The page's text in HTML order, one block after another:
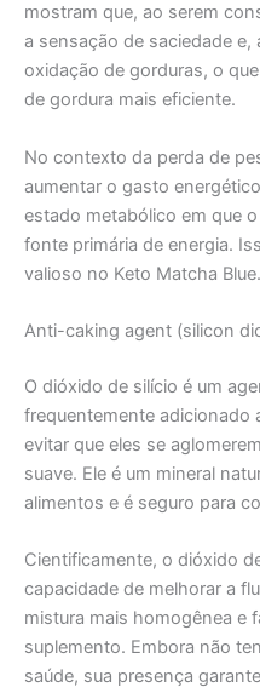
mostram que, ao serem
a sensação de saciedade
oxidação de gorduras, o
de gordura mais eficiente.
No contexto da perda de
aumentar o gasto
estado metabólico em que
fonte primária de energia.
valioso no Keto Matcha Blue.
Anti-caking agent (silicon
O dióxido de silício é um
frequentemente adicionado
evitar que eles se
suave. Ele é um mineral
alimentos e é seguro para
Cientificamente, o dióxido
capacidade de melhorar a
mistura mais homogênea e
suplemento. Embora não
saúde, sua presença